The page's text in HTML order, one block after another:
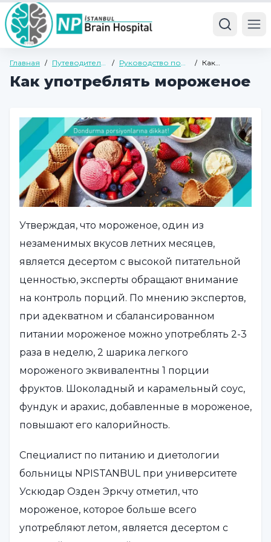
Главная / Путеводитель
/
Руководство по
здоровью
/ Как
мороженое
Как употреблять мороженое
Утверждая, что мороженое, один из
незаменимых вкусов летних месяцев,
является десертом с высокой питательной
ценностью, эксперты обращают внимание
на контроль порций. По мнению экспертов,
при адекватном и сбалансированном
питании мороженое можно употреблять 2-3
раза в неделю, 2 шарика легкого
мороженого эквивалентны 1 порции
фруктов. Шоколадный и карамельный соус,
фундук и арахис, добавленные в мороженое,
повышают его калорийность.
Специалист по питанию и диетологии
больницы NPISTANBUL при университете
Ускюдар Озден Эркчу отметил, что
мороженое, которое больше всего
употребляют летом, является десертом с